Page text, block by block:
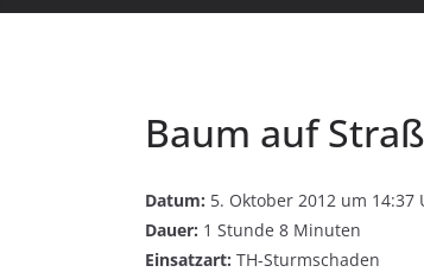
Baum auf
Datum: 5. Oktober 2012 um 14:37
Dauer: 1 Stunde 8 Minuten
Einsatzart: TH-Sturmschaden